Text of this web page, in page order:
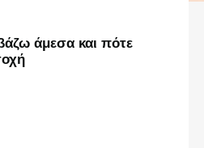
άμεσα και πότε